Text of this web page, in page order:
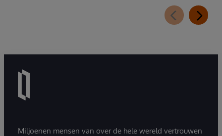
Miljoenen mensen van over de hele wereld vertrouwen